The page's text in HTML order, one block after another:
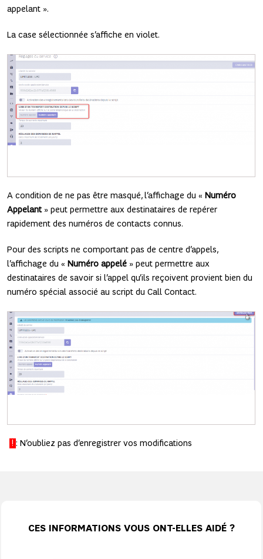
appelant ».
La case sélectionnée s’affiche en violet.
A condition de ne pas être masqué, l’affichage du «Numéro
Appelant» peut permettre aux destinataires de repérer
rapidement des numéros de contacts connus.
Pour des scripts ne comportant pas de centre d’appels,
l’affichage du «Numéro appelé » peut permettre aux
destinataires de savoir si l’appel qu’ils reçoivent provient bien du
numéro spécial associé au script du Call Contact.
!: N’oubliez pas d’enregistrer vos modifications
CES INFORMATIONS VOUS ONT-ELLES AIDÉ ?